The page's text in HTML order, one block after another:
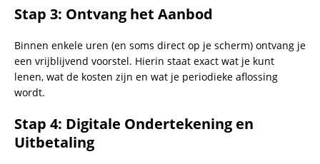
Stap 3: Ontvang het Aanbod
Binnen enkele uren (en soms direct op je scherm) ontvang je
een vrijblijvend voorstel. Hierin staat exact wat je kunt
lenen, wat de kosten zijn en wat je periodieke aflossing
wordt.
Stap 4: Digitale Ondertekening en
Uitbetaling